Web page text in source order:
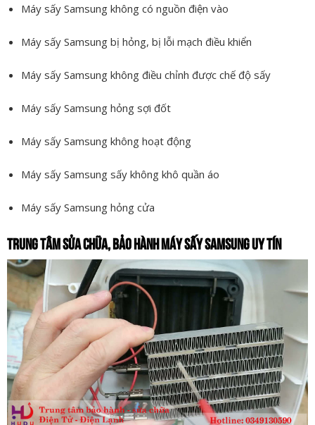
Máy sấy Samsung không có nguồn điện vào
Máy sấy Samsung bị hỏng, bị lỗi mạch điều khiển
Máy sấy Samsung không điều chỉnh được chế độ sấy
Máy sấy Samsung hỏng sợi đốt
Máy sấy Samsung không hoạt động
Máy sấy Samsung sấy không khô quần áo
Máy sấy Samsung hỏng cửa
TRUNG TÂM SỬA CHỮA, BẢO HÀNH MÁY SẤY SAMSUNG UY TÍN